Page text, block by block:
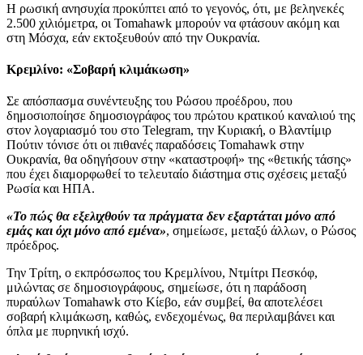
Η ρωσική ανησυχία προκύπτει από το γεγονός, ότι, με βεληνεκές
2.500 χιλιόμετρα, οι Tomahawk μπορούν να φτάσουν ακόμη και
στη Μόσχα, εάν εκτοξευθούν από την Ουκρανία.
Κρεμλίνο: «Σοβαρή κλιμάκωση»
Σε απόσπασμα συνέντευξης του Ρώσου προέδρου, που
δημοσιοποίησε δημοσιογράφος του πρώτου κρατικού καναλιού της
στον λογαριασμό του στο Telegram, την Κυριακή, o Βλαντίμιρ
Πούτιν τόνισε ότι οι πιθανές παραδόσεις Tomahawk στην
Ουκρανία, θα οδηγήσουν στην «καταστροφή» της «θετικής τάσης»
που έχει διαμορφωθεί το τελευταίο διάστημα στις σχέσεις μεταξύ
Ρωσία και ΗΠΑ.
«Το πώς θα εξελιχθούν τα πράγματα δεν εξαρτάται μόνο από
εμάς και όχι μόνο από εμένα», σημείωσε, μεταξύ άλλων, ο Ρώσος
πρόεδρος.
Την Τρίτη, ο εκπρόσωπος του Κρεμλίνου, Ντμίτρι Πεσκόφ,
μιλώντας σε δημοσιογράφους, σημείωσε, ότι η παράδοση
πυραύλων Tomahawk στο Κίεβο, εάν συμβεί, θα αποτελέσει
σοβαρή κλιμάκωση, καθώς, ενδεχομένως, θα περιλαμβάνει και
όπλα με πυρηνική ισχύ.